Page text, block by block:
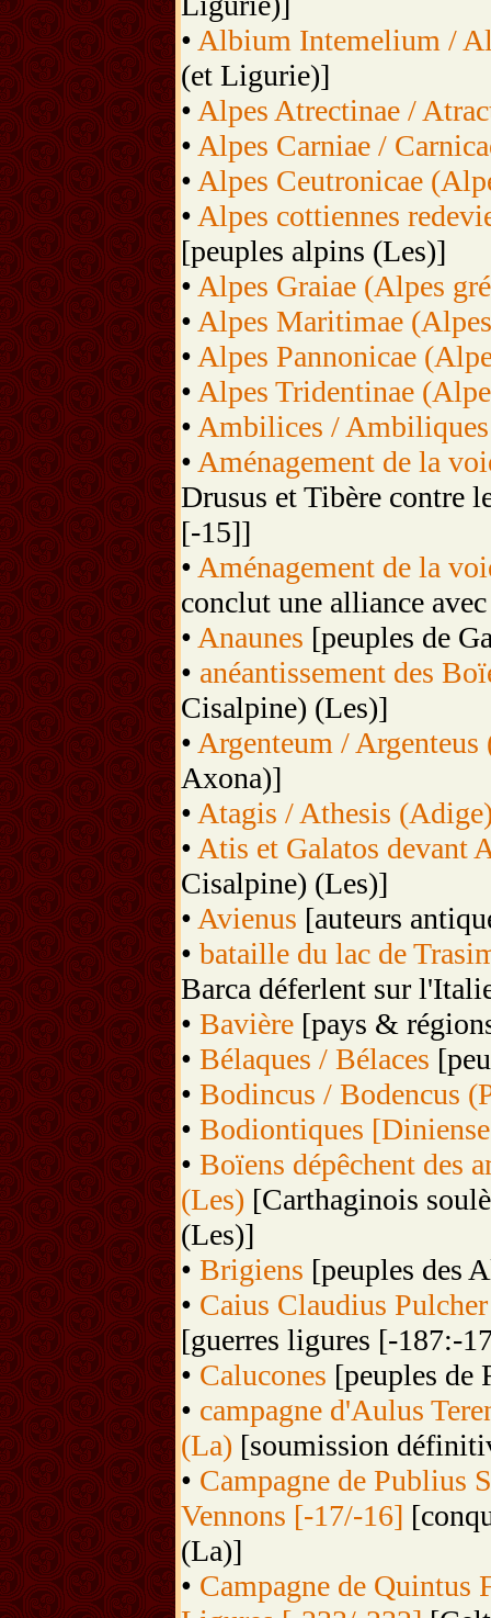
• Albium Intemelium /
(et Ligurie)]
• Alpes Atrectinae /
• Alpes Carniae /
• Alpes Ceutronicae
• Alpes cottiennes
[peuples alpins (Les)]
• Alpes Graiae (Alpes
• Alpes Maritimae
• Alpes Pannonicae
• Alpes Tridentinae
• Ambilices / Ambiliques
• Aménagement de la
Drusus et Tibère contre
[-15]]
• Aménagement de la
conclut une alliance
• Anaunes [peuples de
• anéantissement des
Cisalpine) (Les)]
• Argenteum / Argenteus
Axona)]
• Atagis / Athesis
• Atis et Galatos devant
Cisalpine) (Les)]
• Avienus [auteurs
• bataille du lac de
Barca déferlent sur
• Bavière [pays &
• Bélaques / Bélaces
• Bodincus / Bodencus
• Bodiontiques
• Boïens dépêchent des
(Les) [Carthaginois
(Les)]
• Brigiens [peuples des
• Caius Claudius
[guerres ligures [-187:-
• Calucones [peuples de
• campagne d'Aulus
(La) [soumission
• Campagne de Publius
Vennons [-17/-16]
(La)]
• Campagne de Quintus